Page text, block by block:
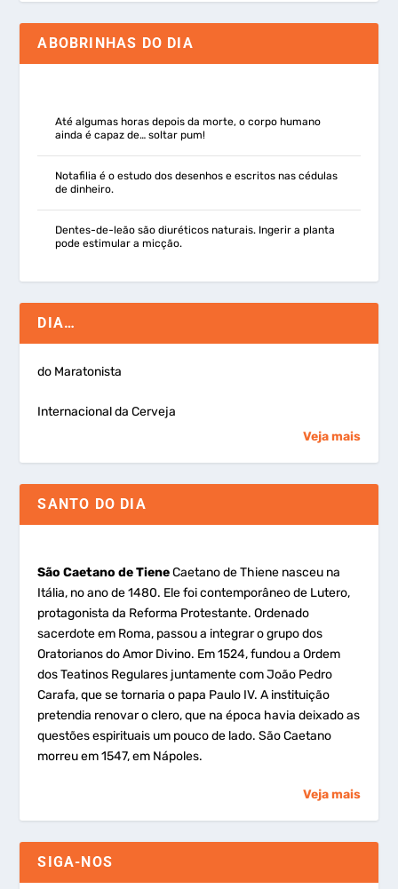
ABOBRINHAS DO DIA
Até algumas horas depois da morte, o corpo humano
ainda é capaz de… soltar pum!
Notafilia é o estudo dos desenhos e escritos nas cédulas
de dinheiro.
Dentes-de-leão são diuréticos naturais. Ingerir a planta
pode estimular a micção.
DIA…
do Maratonista
Internacional da Cerveja
Veja mais
SANTO DO DIA
São Caetano de TieneCaetano de Thiene nasceu na
Itália, no ano de 1480. Ele foi contemporâneo de Lutero,
protagonista da Reforma Protestante. Ordenado
sacerdote em Roma, passou a integrar o grupo dos
Oratorianos do Amor Divino. Em 1524, fundou a Ordem
dos Teatinos Regulares juntamente com João Pedro
Carafa, que se tornaria o papa Paulo IV. A instituição
pretendia renovar o clero, que na época havia deixado as
questões espirituais um pouco de lado. São Caetano
morreu em 1547, em Nápoles.
Veja mais
SIGA-NOS